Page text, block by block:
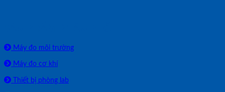
Máy đo môi trường
Máy đo cơ khí
Thiết bị phòng lab